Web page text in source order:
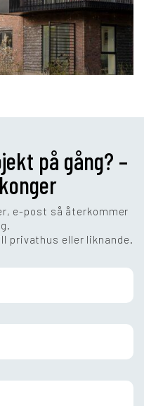
på gång? –
e-post så återkommer
privathus eller liknande.